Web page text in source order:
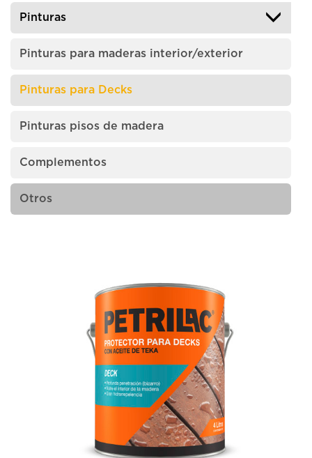
Pinturas
Pinturas para maderas interior/exterior
Pinturas para Decks
Pinturas pisos de madera
Complementos
Otros